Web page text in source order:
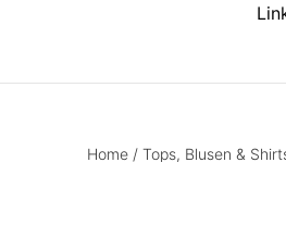
Home / Tops, Blusen &